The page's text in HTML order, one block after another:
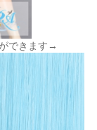
できます→